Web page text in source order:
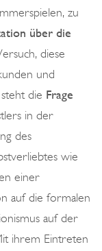
zu
über die
diese
und
die Frage
in der
des
wie
einer
auf die formalen
auf der
ihrem Eintreten